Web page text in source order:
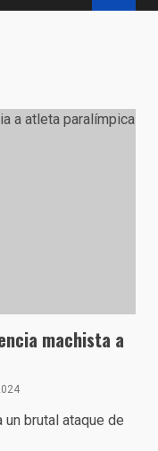
machista a
brutal ataque de